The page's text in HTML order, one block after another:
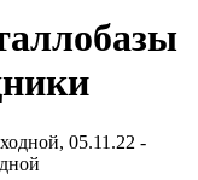
05.11.22 -